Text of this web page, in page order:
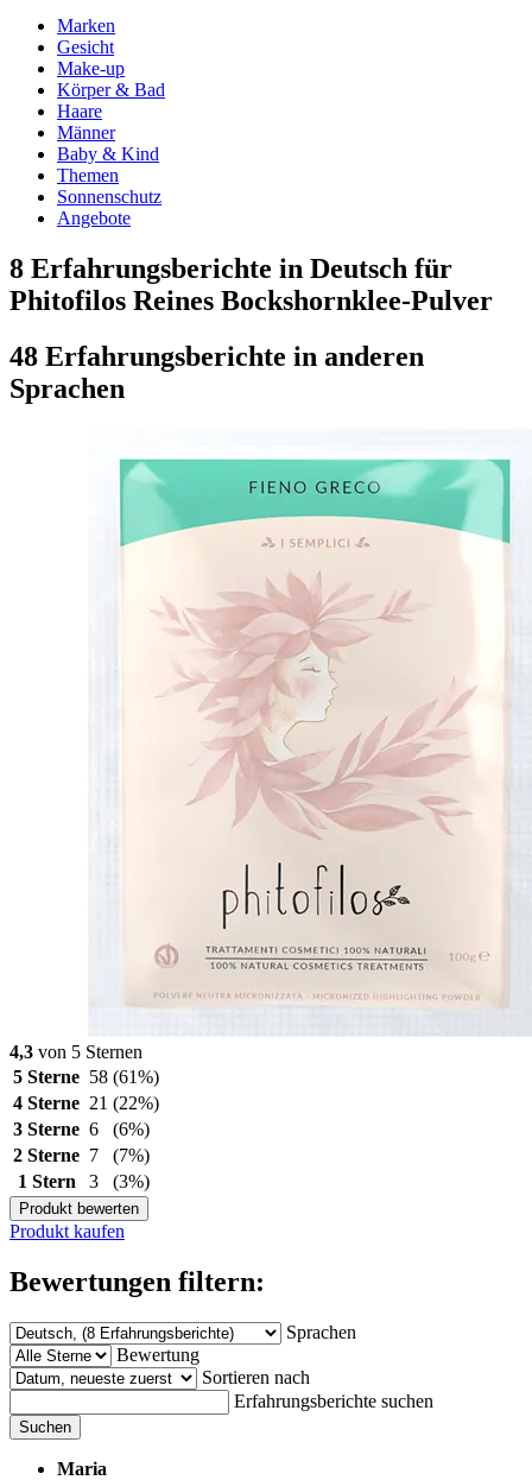
Marken
Gesicht
Make-up
Körper & Bad
Haare
Männer
Baby & Kind
Themen
Sonnenschutz
Angebote
8 Erfahrungsberichte in Deutsch für
Phitofilos Reines Bockshornklee-Pulver
48 Erfahrungsberichte in anderen
Sprachen
4,3 von 5 Sternen
5 Sterne 58 (61%)
4 Sterne 21 (22%)
3 Sterne 6
(6%)
2 Sterne 7
(7%)
1 Stern
3 (3%)
Produkt bewerten
Produkt kaufen
Bewertungen filtern:
Sprachen
Bewertung
Sortieren nach
Erfahrungsberichte suchen
Suchen
Maria